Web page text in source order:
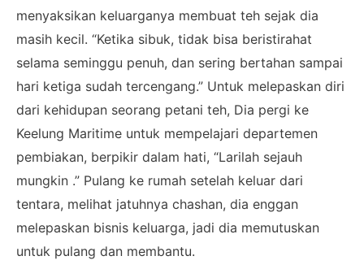
menyaksikan keluarganya membuat teh sejak dia
masih kecil. “Ketika sibuk, tidak bisa beristirahat
selama seminggu penuh, dan sering bertahan sampai
hari ketiga sudah tercengang.” Untuk melepaskan diri
dari kehidupan seorang petani teh, Dia pergi ke
Keelung Maritime untuk mempelajari departemen
pembiakan, berpikir dalam hati, “Larilah sejauh
mungkin .” Pulang ke rumah setelah keluar dari
tentara, melihat jatuhnya chashan, dia enggan
melepaskan bisnis keluarga, jadi dia memutuskan
untuk pulang dan membantu.